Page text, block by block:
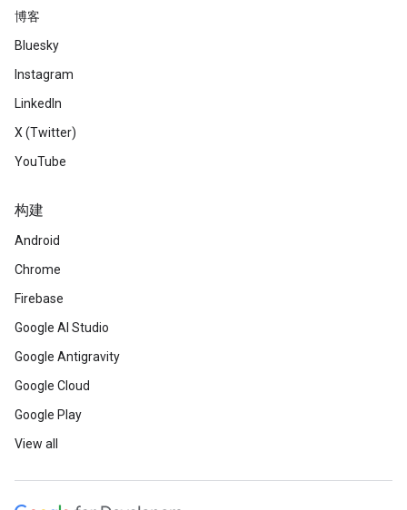
博客
Bluesky
Instagram
LinkedIn
X (Twitter)
YouTube
构建
Android
Chrome
Firebase
Google AI Studio
Google Antigravity
Google Cloud
Google Play
View all